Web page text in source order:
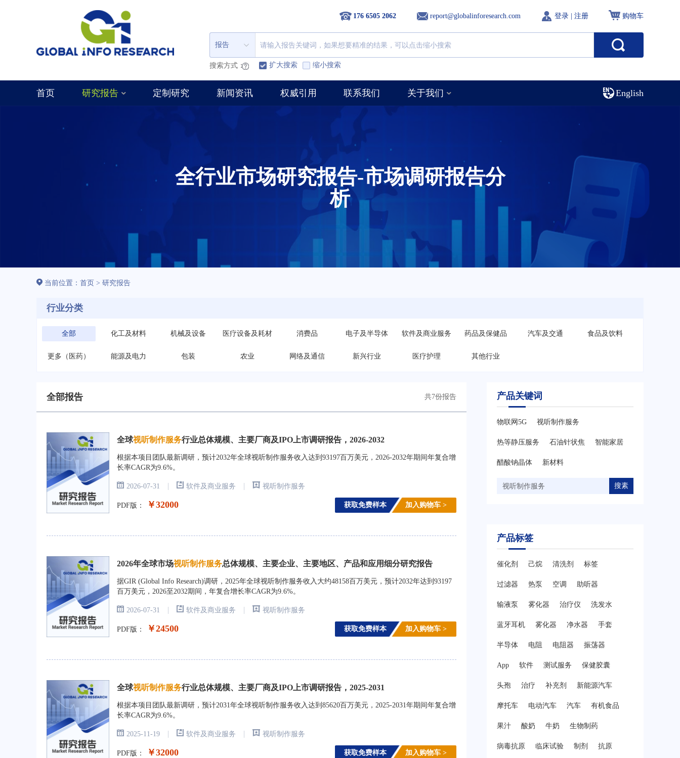
176 6505 2062 report@globalinforesearch.com 登录 注册 购物车
报告
搜索方式： 扩大搜索 缩小搜索
首页 研究报告 定制研究 新闻资讯 权威引用 联系我们 关于我们 English
全行业市场研究报告-市场调研报告分
析
当前位置： 首页 > 研究报告
行业分类
全部 化工及材料 机械及设备 医疗设备及耗材 消费品 电子及半导体 软件及商业服务 药品及保健品 汽车及交通 食品及饮料
更多（医药） 能源及电力 包装 农业 网络及通信 新兴行业 医疗护理 其他行业
全部报告 共7份报告
全球视听制作服务行业总体规模、主要厂商及IPO上市调研报告，2026-2032
根据本项目团队最新调研，预计2032年全球视听制作服务收入达到93197百万美元，2026-2032年期间年复合增
长率CAGR为9.6%。
2026-07-31 | 软件及商业服务 | 视听制作服务
PDF版： ￥32000 获取免费样本 加入购物车 >
2026年全球市场视听制作服务总体规模、主要企业、主要地区、产品和应用细分研究报告
据GIR (Global Info Research)调研，2025年全球视听制作服务收入大约48158百万美元，预计2032年达到93197
百万美元，2026至2032期间，年复合增长率CAGR为9.6%。
2026-07-31 | 软件及商业服务 | 视听制作服务
PDF版： ￥24500 获取免费样本 加入购物车 >
全球视听制作服务行业总体规模、主要厂商及IPO上市调研报告，2025-2031
根据本项目团队最新调研，预计2031年全球视听制作服务收入达到85620百万美元，2025-2031年期间年复合增
长率CAGR为9.6%。
2025-11-19 | 软件及商业服务 | 视听制作服务
PDF版： ￥32000 获取免费样本 加入购物车 >
产品关键词
物联网5G 视听制作服务
热等静压服务 石油针状焦 智能家居
醋酸钠晶体 新材料
搜素
产品标签
催化剂 己烷 清洗剂 标签
过滤器 热泵 空调 助听器
输液泵 雾化器 治疗仪 洗发水
蓝牙耳机 雾化器 净水器 手套
半导体 电阻 电阻器 振荡器
App 软件 测试服务 保健胶囊
头孢 治疗 补充剂 新能源汽车
摩托车 电动汽车 汽车 有机食品
果汁 酸奶 牛奶 生物制药
病毒抗原 临床试验 制剂 抗原